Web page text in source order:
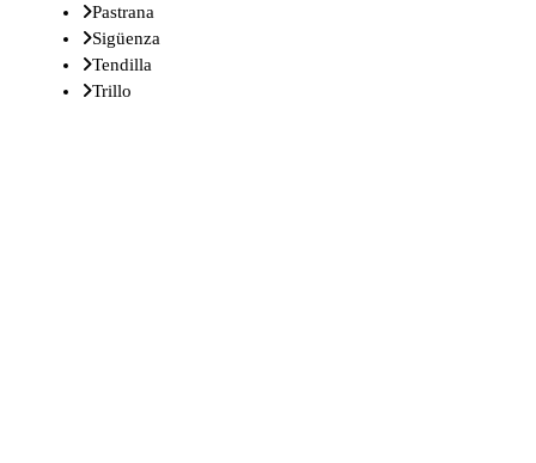
Pastrana
Sigüenza
Tendilla
Trillo